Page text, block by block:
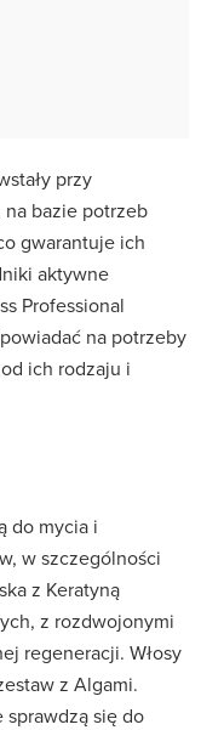
przy
bazie potrzeb
gwarantuje ich
aktywne
Professional
na potrzeby
ich rodzaju i
do mycia i
w szczególności
z Keratyną
z rozdwojonymi
regeneracji. Włosy
z Algami.
sprawdzą się do